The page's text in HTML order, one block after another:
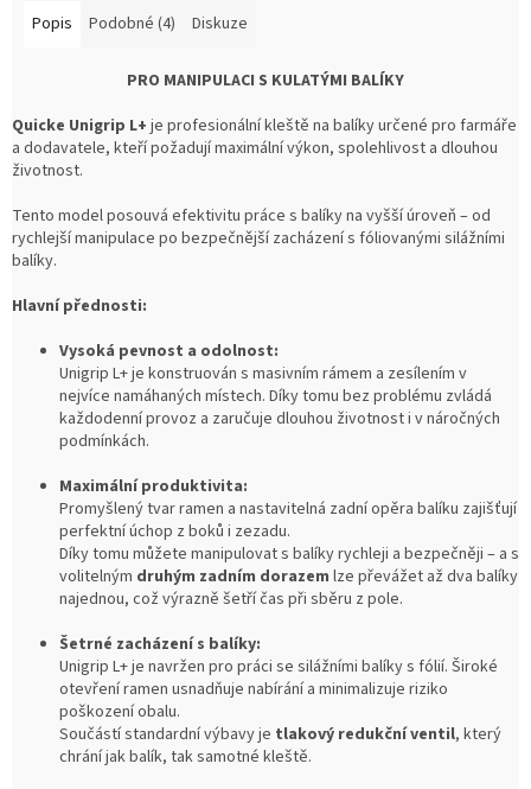
Popis Podobné (4) Diskuze
PRO MANIPULACI S KULATÝMI BALÍKY
Quicke Unigrip L+ je profesionální kleště na balíky určené pro farmáře
a dodavatele, kteří požadují maximální výkon, spolehlivost a dlouhou
životnost.
Tento model posouvá efektivitu práce s balíky na vyšší úroveň – od
rychlejší manipulace po bezpečnější zacházení s fóliovanými silážními
balíky.
Hlavní přednosti:
Vysoká pevnost a odolnost:
Unigrip L+ je konstruován s masivním rámem a zesílením v
nejvíce namáhaných místech. Díky tomu bez problému zvládá
každodenní provoz a zaručuje dlouhou životnost i v náročných
podmínkách.
Maximální produktivita:
Promyšlený tvar ramen a nastavitelná zadní opěra balíku zajišťují
perfektní úchop z boků i zezadu.
Díky tomu můžete manipulovat s balíky rychleji a bezpečněji – a s
volitelným druhým zadním dorazem lze převážet až dva balíky
najednou, což výrazně šetří čas při sběru z pole.
Šetrné zacházení s balíky:
Unigrip L+ je navržen pro práci se silážními balíky s fólií. Široké
otevření ramen usnadňuje nabírání a minimalizuje riziko
poškození obalu.
Součástí standardní výbavy je tlakový redukční ventil, který
chrání jak balík, tak samotné kleště.